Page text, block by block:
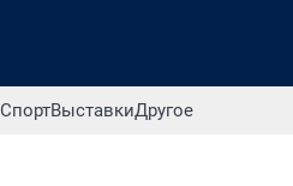
СпортВыставкиДругое